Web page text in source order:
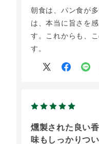
朝食は、パン食が
は、本当に旨さを
す。これからも、
す。
燻製された良い
味もしっかりつ